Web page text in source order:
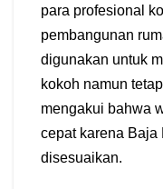
para profesional
pembangunan
digunakan untuk
kokoh namun
mengakui bahwa
cepat karena Baja
disesuaikan.